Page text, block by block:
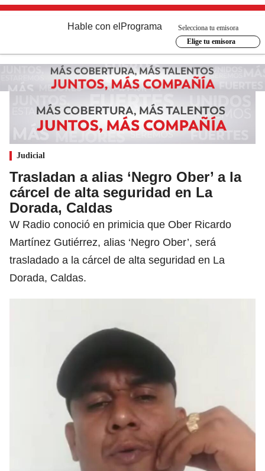
Hable con el Programa
Selecciona tu emisora
Elige tu emisora
Judicial
Trasladan a alias ‘Negro Ober’ a la
cárcel de alta seguridad en La
Dorada, Caldas
W Radio conoció en primicia que Ober Ricardo
Martínez Gutiérrez, alias ‘Negro Ober’, será
trasladado a la cárcel de alta seguridad en La
Dorada, Caldas.